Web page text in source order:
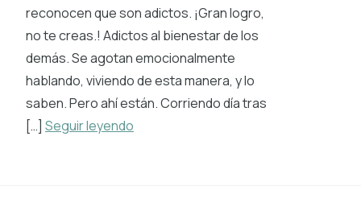
reconocen que son adictos. ¡Gran logro,
no te creas.! Adictos al bienestar de los
demás. Se agotan emocionalmente
hablando, viviendo de esta manera, y lo
saben. Pero ahí están. Corriendo día tras
[…] Seguir leyendo